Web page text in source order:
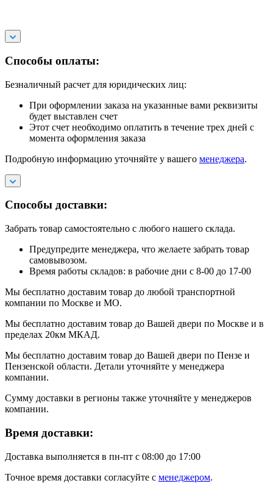
Способы оплаты:
Безналичный расчет для юридических лиц:
При оформлении заказа на указанные вами реквизиты
будет выставлен счет
Этот счет необходимо оплатить в течение трех дней с
момента оформления заказа
Подробную информацию уточняйте у вашего менеджера.
Способы доставки:
Забрать товар самостоятельно с любого нашего склада.
Предупредите менеджера, что желаете забрать товар
самовывозом.
Время работы складов: в рабочие дни с 8-00 до 17-00
Мы бесплатно доставим товар до любой транспортной
компании по Москве и МО.
Мы бесплатно доставим товар до Вашей двери по Москве и в
пределах 20км МКАД.
Мы бесплатно доставим товар до Вашей двери по Пензе и
Пензенской области. Детали уточняйте у менеджера
компании.
Сумму доставки в регионы также уточняйте у менеджеров
компании.
Время доставки:
Доставка выполняется в пн-пт с 08:00 до 17:00
Точное время доставки согласуйте с менеджером.